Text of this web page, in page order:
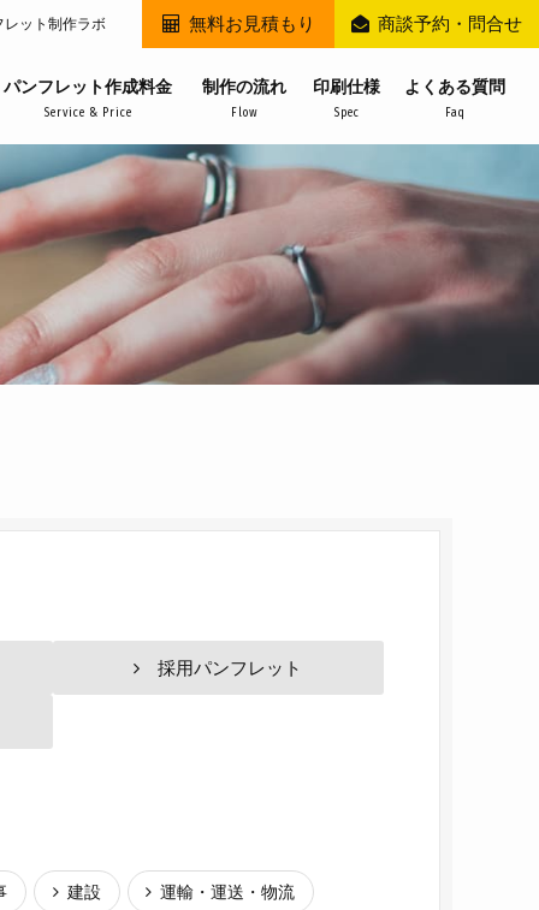
レット制作ラボ
パンフレット作成料金
Service & Price
制作の流れ
Flow
印刷仕様
Spec
よくある質問
Faq
無料お見積もり 商談予約・問合せ
採用パンフレット
建設 運輸・運送・物流